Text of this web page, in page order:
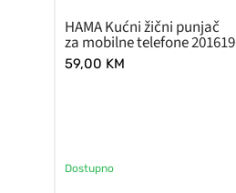
HAMA Kućni žični punjač
za mobilne telefone 201619
59,00 KM
Dostupno